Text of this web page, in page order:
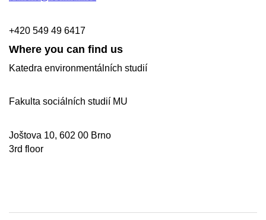
+420 549 49 6417
Where you can find us
Katedra environmentálních studií
Fakulta sociálních studií MU
Joštova 10, 602 00 Brno
3rd floor